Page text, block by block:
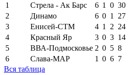
1
Стрела - Ак Барс 6 1 0 30
2
Динамо 6 0 1
27
3
Енисей-СТМ 4 1 2 24
4
Красный Яр 3 0 3 14
5
ВВА-Подмосковье 2 0 5 8
6
Слава-МАР 1 0 6 7
Вся таблица